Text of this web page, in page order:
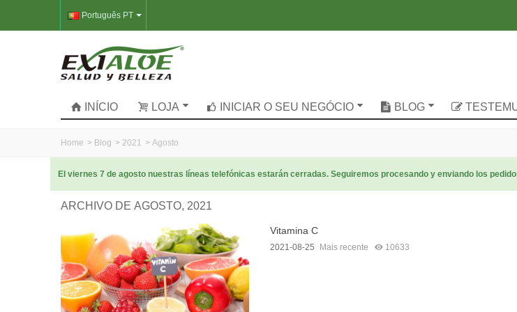
Português PT
INÍCIO LOJA INICIAR O SEU NEGÓCIO BLOG
Home > Blog > 2021 > Agosto
El viernes 7 de agosto nuestras líneas telefónicas estarán cerradas. Seguiremos procesando y enviando los
ARCHIVO DE AGOSTO, 2021
Vitamina C
2021-08-25 Mais recente 10633